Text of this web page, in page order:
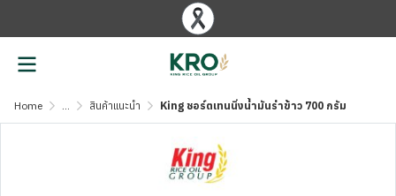
Home ... สินค้าแนะนำ King ชอร์ตเทนนิ่งน้ำมันรำข้าว 700 กรัม